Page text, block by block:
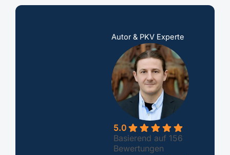
Autor & PKV Experte
5.0
Basierend auf 156
Bewertungen